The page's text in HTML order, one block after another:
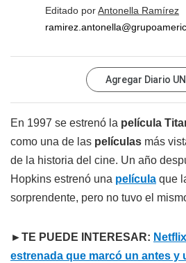
Editado porAntonella Ramírez
Agregar Diario
En 1997 se estrenó la película
como una de las películas más
de la historia del cine. Un año
Hopkins estrenó una película que
sorprendente, pero no tuvo el
►TE PUEDE INTERESAR:
estrenada que marcó un antes y